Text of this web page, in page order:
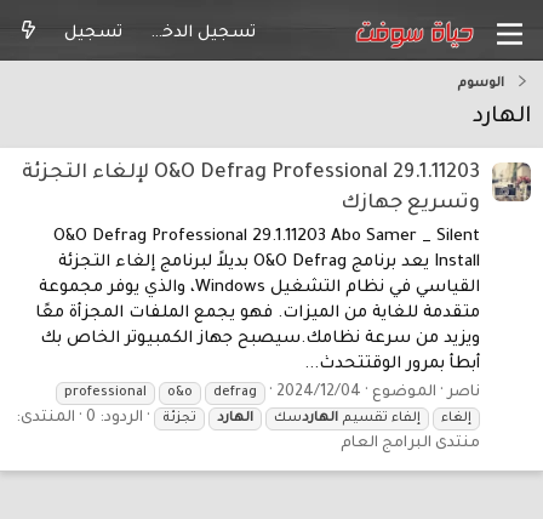
تسجيل الدخول تسجيل
الوسوم
الهارد
O&O Defrag Professional 29.1.11203 لإلغاء التجزئة
وتسريع جهازك
O&O Defrag Professional 29.1.11203 Abo Samer _ Silent
Install يعد برنامج O&O Defrag بديلاً لبرنامج إلغاء التجزئة
القياسي في نظام التشغيل Windows، والذي يوفر مجموعة
متقدمة للغاية من الميزات. فهو يجمع الملفات المجزأة معًا
ويزيد من سرعة نظامك.سيصبح جهاز الكمبيوتر الخاص بك
أبطأ بمرور الوقتتحدث...
ناصر الموضوع 2024/12/04
defrag
o&o
professional
إلغاء
إلفاء تقسيم الهاردسك الهارد تجزئة الردود: 0
المنتدى:
منتدى البرامج العام